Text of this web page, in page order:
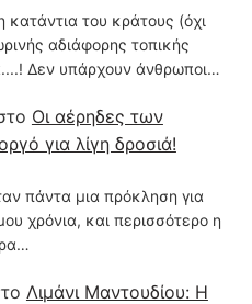
κατάντια του κράτους (όχι
αδιάφορης τοπικής
Δεν υπάρχουν άνθρωποι…
Οι αέρηδες των
για λίγη δροσιά!
πάντα μια πρόκληση για
χρόνια, και περισσότερο η
Λιμάνι Μαντουδίου: Η